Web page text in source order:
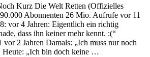
Kurz Die Welt Retten (Offizielles
Abonnenten 26 Mio. Aufrufe vor 11
vor 4 Jahren: Eigentlich ein richtig
dass ihn keiner mehr kennt. :(“
vor 2 Jahren Damals: „Ich muss nur noch
„Ich bin doch keine …